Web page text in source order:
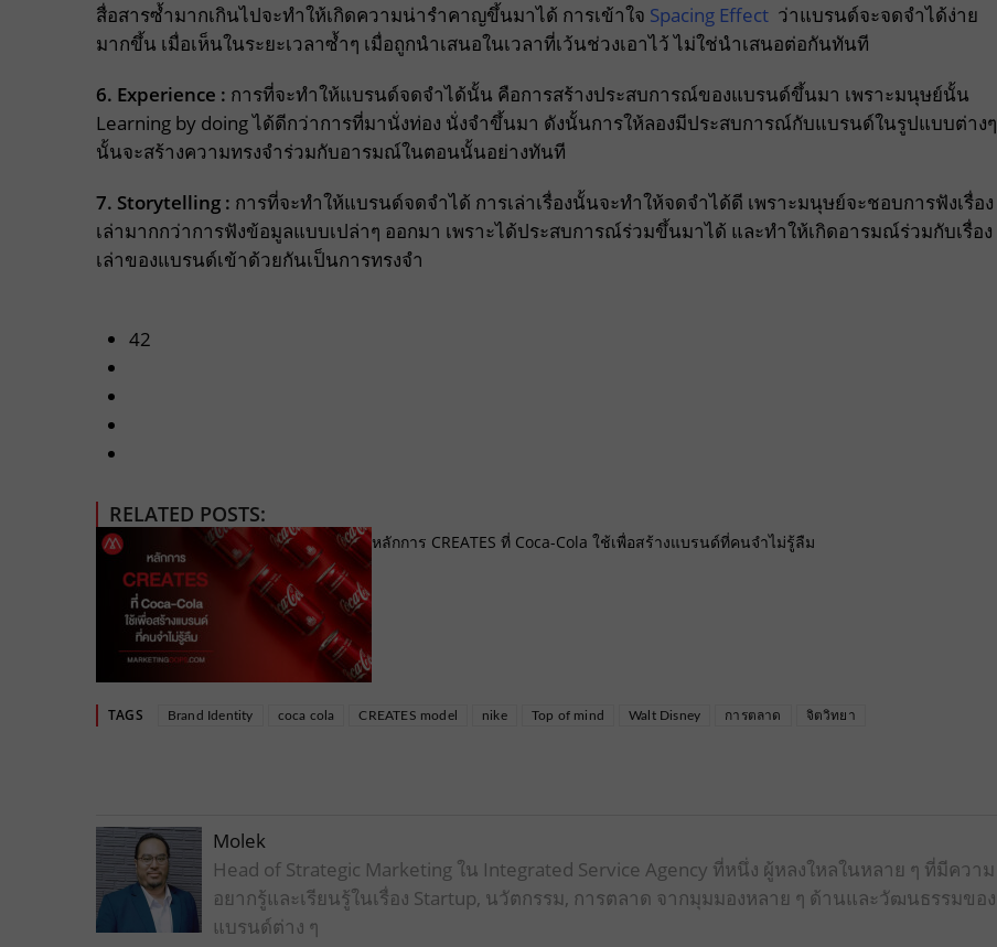
สื่อสารซ้ำมากเกินไปจะทำให้เกิดความน่ารำคาญขึ้นมาได้ การเข้าใจ Spacing Effect ว่าแบรนด์จะจดจำได้ง่าย
มากขึ้น เมื่อเห็นในระยะเวลาซ้ำๆ เมื่อถูกนำเสนอในเวลาที่เว้นช่วงเอาไว้ ไม่ใช่นำเสนอต่อกันทันที
6. Experience : การที่จะทำให้แบรนด์จดจำได้นั้น คือการสร้างประสบการณ์ของแบรนด์ขึ้นมา เพราะมนุษย์นั้น
Learning by doing ได้ดีกว่าการที่มานั่งท่อง นั่งจำขึ้นมา ดังนั้นการให้ลองมีประสบการณ์กับแบรนด์ในรูปแบบต่างๆ
นั้นจะสร้างความทรงจำร่วมกับอารมณ์ในตอนนั้นอย่างทันที
7. Storytelling : การที่จะทำให้แบรนด์จดจำได้ การเล่าเรื่องนั้นจะทำให้จดจำได้ดี เพราะมนุษย์จะชอบการฟังเรื่อง
เล่ามากกว่าการฟังข้อมูลแบบเปล่าๆ ออกมา เพราะได้ประสบการณ์ร่วมขึ้นมาได้ และทำให้เกิดอารมณ์ร่วมกับเรื่อง
เล่าของแบรนด์เข้าด้วยกันเป็นการทรงจำ
42
RELATED POSTS:
หลักการ CREATES ที่ Coca-Cola ใช้เพื่อสร้างแบรนด์ที่คนจำไม่รู้ลืม
TAGS Brand Identity coca cola CREATES model nike Top of mind Walt Disney การตลาด จิตวิทยา
Molek
Head of Strategic Marketing ใน Integrated Service Agency ที่หนึ่ง ผู้หลงใหลในหลาย ๆ ที่มีความ
อยากรู้และเรียนรู้ในเรื่อง Startup, นวัตกรรม, การตลาด จากมุมมองหลาย ๆ ด้านและวัฒนธรรมของ
แบรนด์ต่าง ๆ